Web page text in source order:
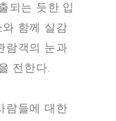
되는 듯한 입
함께 실감
람객의 눈과
전한다.
람들에 대한